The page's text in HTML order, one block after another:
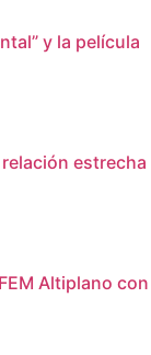
y la película
estrecha
Altiplano con